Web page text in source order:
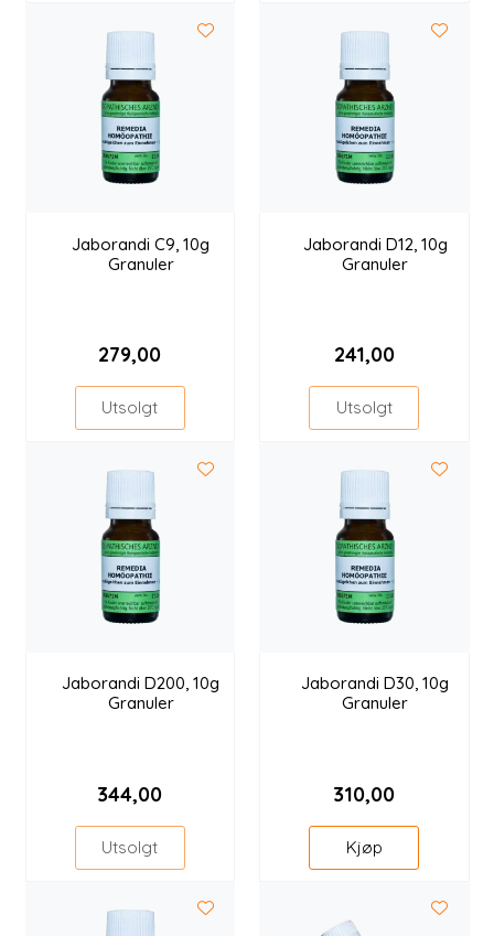
Jaborandi C9, 10g
Granuler
279,00
Utsolgt
Jaborandi D12, 10g
Granuler
241,00
Utsolgt
Jaborandi D200, 10g
Granuler
344,00
Utsolgt
Jaborandi D30, 10g
Granuler
310,00
Kjøp